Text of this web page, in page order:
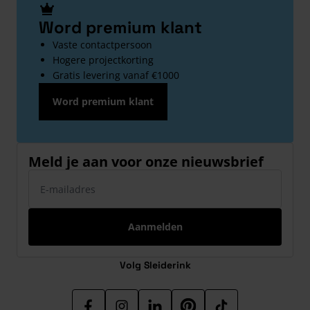
Word premium klant
Vaste contactpersoon
Hogere projectkorting
Gratis levering vanaf €1000
Word premium klant
Meld je aan voor onze nieuwsbrief
Aanmelden
Volg Sleiderink